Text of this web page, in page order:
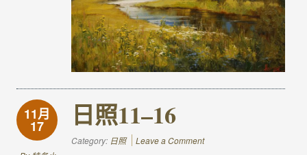
11月
17 日照11–16
Category: 日照 Leave a Comment